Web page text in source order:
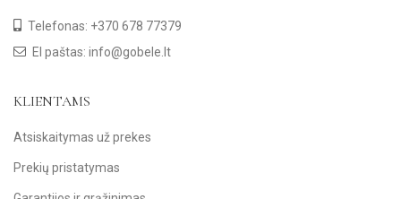
Telefonas: +370 678 77379
El paštas: info@gobele.lt
KLIENTAMS
Atsiskaitymas už prekes
Prekių pristatymas